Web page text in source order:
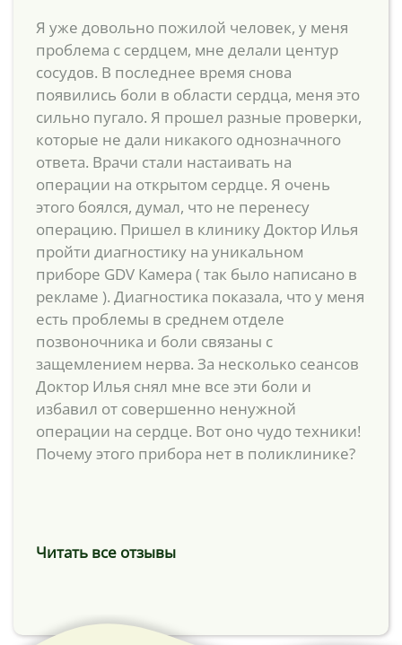
Я уже довольно пожилой человек, у меня
проблема с сердцем, мне делали центур
сосудов. В последнее время снова
появились боли в области сердца, меня это
сильно пугало. Я прошел разные проверки,
которые не дали никакого однозначного
ответа. Врачи стали настаивать на
операции на открытом сердце. Я очень
этого боялся, думал, что не перенесу
операцию. Пришел в клинику Доктор Илья
пройти диагностику на уникальном
приборе GDV Камера ( так было написано в
рекламе ). Диагностика показала, что у меня
есть проблемы в среднем отделе
позвоночника и боли связаны с
защемлением нерва. За несколько сеансов
Доктор Илья снял мне все эти боли и
избавил от совершенно ненужной
операции на сердце. Вот оно чудо техники!
Почему этого прибора нет в поликлинике?
Читать все отзывы